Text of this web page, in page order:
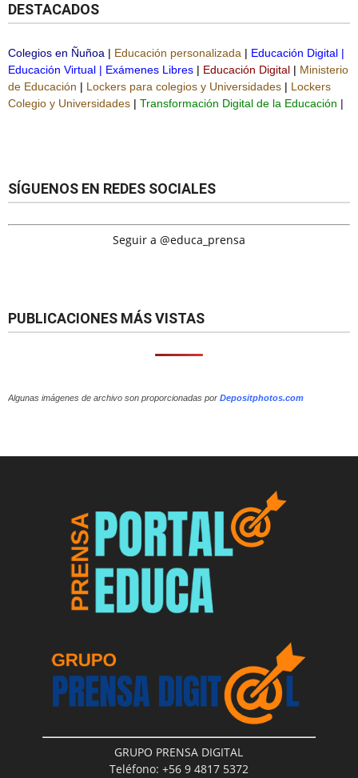
DESTACADOS
Colegios en Ñuñoa | Educación personalizada | Educación Digital |
Educación Virtual | Exámenes Libres | Educación Digital | Ministerio
de Educación | Lockers para colegios y Universidades | Lockers
Colegio y Universidades | Transformación Digital de la Educación |
SÍGUENOS EN REDES SOCIALES
Seguir a @educa_prensa
PUBLICACIONES MÁS VISTAS
Algunas imágenes de archivo son proporcionadas por Depositphotos.com
GRUPO PRENSA DIGITAL
Teléfono: +56 9 4817 5372